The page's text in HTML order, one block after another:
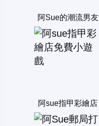
阿Sue的潮流男友
阿sue指甲彩繪店